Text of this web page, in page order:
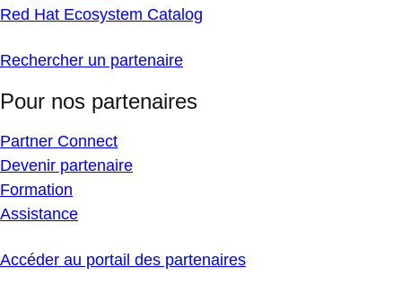
Red Hat Ecosystem Catalog
Rechercher un partenaire
Pour nos partenaires
Partner Connect
Devenir partenaire
Formation
Assistance
Accéder au portail des partenaires